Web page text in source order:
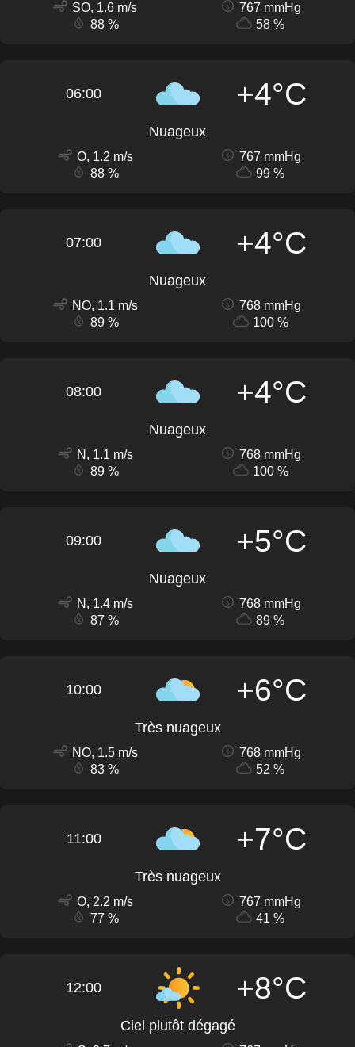
SO, 1.6 m/s
767 mmHg
88 %
58 %
06:00 +4°C
Nuageux
O, 1.2 m/s
767 mmHg
88 %
99 %
07:00 +4°C
Nuageux
NO, 1.1 m/s
768 mmHg
89 %
100 %
08:00 +4°C
Nuageux
N, 1.1 m/s
768 mmHg
89 %
100 %
09:00 +5°C
Nuageux
N, 1.4 m/s
768 mmHg
87 %
89 %
10:00 +6°C
Très nuageux
NO, 1.5 m/s
768 mmHg
83 %
52 %
11:00 +7°C
Très nuageux
O, 2.2 m/s
767 mmHg
77 %
41 %
12:00 +8°C
Ciel plutôt dégagé